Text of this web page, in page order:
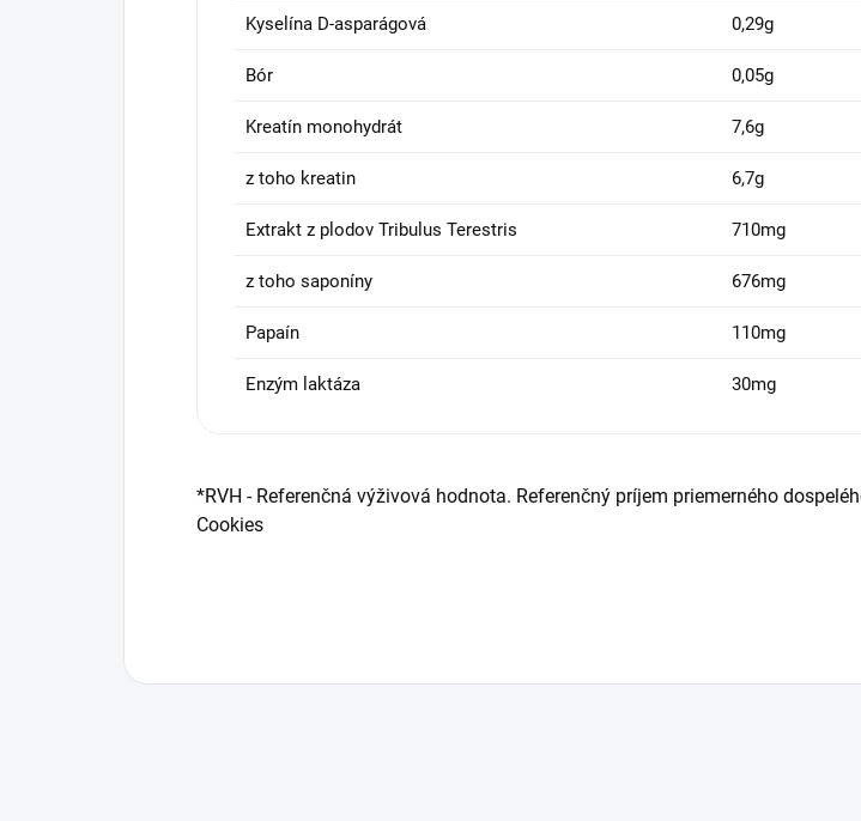
Kyselína D-asparágová 0,29g
Bór 0,05g
Kreatín monohydrát 7,6g
z toho kreatin 6,7g
Extrakt z plodov Tribulus Terestris 710mg
z toho saponíny 676mg
Papaín 110mg
Enzým laktáza 30mg
*RVH - Referenčná výživová hodnota. Referenčný príjem priemerného
Cookies